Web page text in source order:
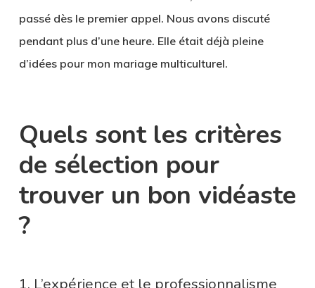
passé dès le premier appel. Nous avons discuté
pendant plus d’une heure. Elle était déjà pleine
d’idées pour mon mariage multiculturel.
Quels sont les critères
de sélection pour
trouver un bon vidéaste
?
1. L’expérience et le professionnalisme